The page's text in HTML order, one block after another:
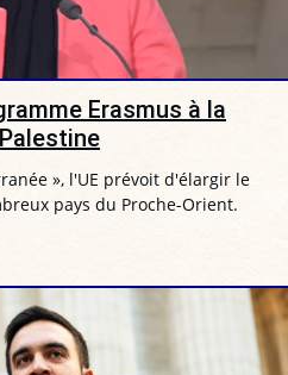
Erasmus à la
», l'UE prévoit d'élargir le
pays du Proche-Orient.